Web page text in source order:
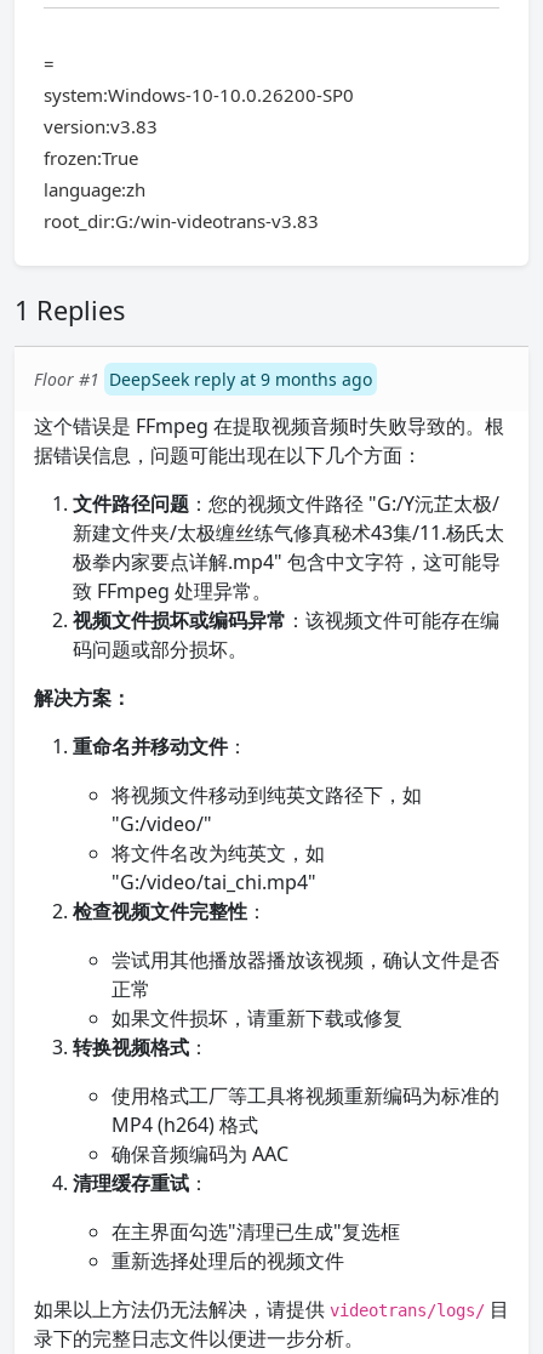
=
system:Windows-10-10.0.26200-SP0
version:v3.83
frozen:True
language:zh
root_dir:G:/win-videotrans-v3.83
1 Replies
Floor #1 DeepSeek reply at 9 months ago
这个错误是 FFmpeg 在提取视频音频时失败导致的。根
据错误信息，问题可能出现在以下几个方面：
文件路径问题 ：您的视频文件路径 "G:/Y沅芷太极/
新建文件夹/太极缠丝练气修真秘术43集/11.杨氏太
极拳内家要点详解.mp4" 包含中文字符，这可能导
致 FFmpeg 处理异常。
视频文件损坏或编码异常 ：该视频文件可能存在编
码问题或部分损坏。
解决方案：
重命名并移动文件：
将视频文件移动到纯英文路径下，如
"G:/video/"
将文件名改为纯英文，如
"G:/video/tai_chi.mp4"
检查视频文件完整性 ：
尝试用其他播放器播放该视频，确认文件是否
正常
如果文件损坏，请重新下载或修复
转换视频格式 ：
使用格式工厂等工具将视频重新编码为标准的
MP4 (h264) 格式
确保音频编码为 AAC
清理缓存重试 ：
在主界面勾选"清理已生成"复选框
重新选择处理后的视频文件
如果以上方法仍无法解决，请提供 videotrans/logs/ 目
录下的完整日志文件以便进一步分析。